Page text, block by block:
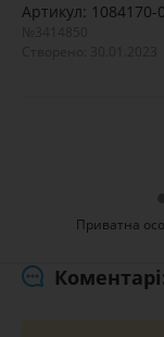
Артикул: 1084170-
Приватна